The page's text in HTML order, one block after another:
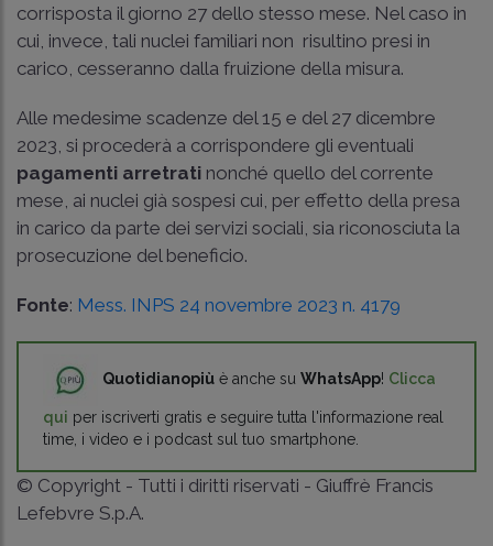
corrisposta il giorno 27 dello stesso mese. Nel caso in
cui, invece, tali nuclei familiari non risultino presi in
carico, cesseranno dalla fruizione della misura.
Alle medesime scadenze del 15 e del 27 dicembre
2023, si procederà a corrispondere gli eventuali
pagamenti arretrati nonché quello del corrente
mese, ai nuclei già sospesi cui, per effetto della presa
in carico da parte dei servizi sociali, sia riconosciuta la
prosecuzione del beneficio.
Fonte: Mess. INPS 24 novembre 2023 n. 4179
Quotidianopiù è anche su WhatsApp! Clicca
qui per iscriverti gratis e seguire tutta l'informazione real
time, i video e i podcast sul tuo smartphone.
© Copyright - Tutti i diritti riservati - Giuffrè Francis
Lefebvre S.p.A.